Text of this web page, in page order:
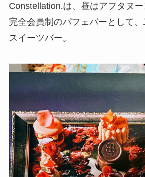
Constellation.は、昼はアフタヌ
完全会員制のパフェバーとして
スイーツバー。